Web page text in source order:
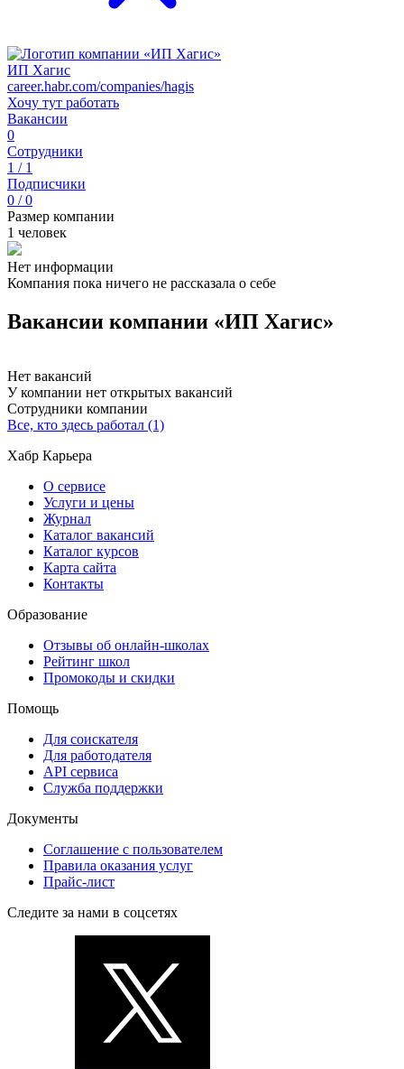
ИП Хагис
career.habr.com/companies/hagis
Хочу тут работать
Вакансии
0
Сотрудники
1 / 1
Подписчики
0 / 0
Размер компании
1 человек
Нет информации
Компания пока ничего не рассказала о себе
Вакансии компании «ИП Хагис»
Нет вакансий
У компании нет открытых вакансий
Сотрудники компании
Все, кто здесь работал (1)
Хабр Карьера
О сервисе
Услуги и цены
Журнал
Каталог вакансий
Каталог курсов
Карта сайта
Контакты
Образование
Отзывы об онлайн-школах
Рейтинг школ
Промокоды и скидки
Помощь
Для соискателя
Для работодателя
API сервиса
Служба поддержки
Документы
Соглашение с пользователем
Правила оказания услуг
Прайс-лист
Следите за нами в соцсетях